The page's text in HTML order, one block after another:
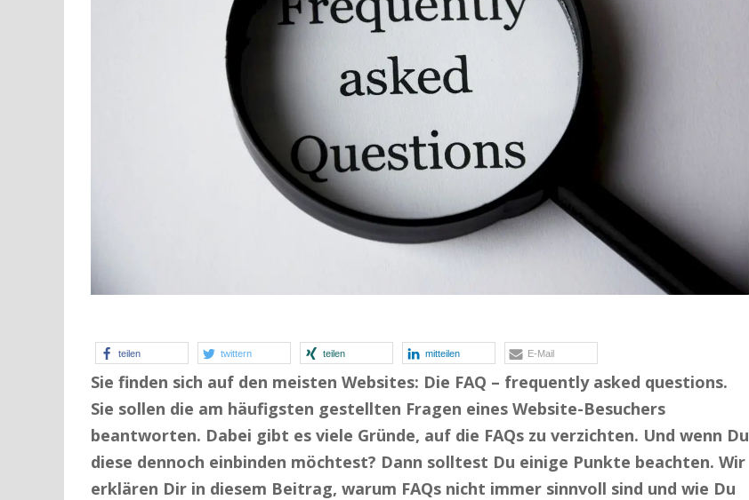
teilen twittern teilen mitteilen E-Mail
Sie finden sich auf den meisten Websites: Die FAQ – frequently asked questions.
Sie sollen die am häufigsten gestellten Fragen eines Website-Besuchers
beantworten. Dabei gibt es viele Gründe, auf die FAQs zu verzichten. Und wenn Du
diese dennoch einbinden möchtest? Dann solltest Du einige Punkte beachten. Wir
erklären Dir in diesem Beitrag, warum FAQs nicht immer sinnvoll sind und wie Du